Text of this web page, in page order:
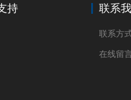
持 联系
联系方
在线留